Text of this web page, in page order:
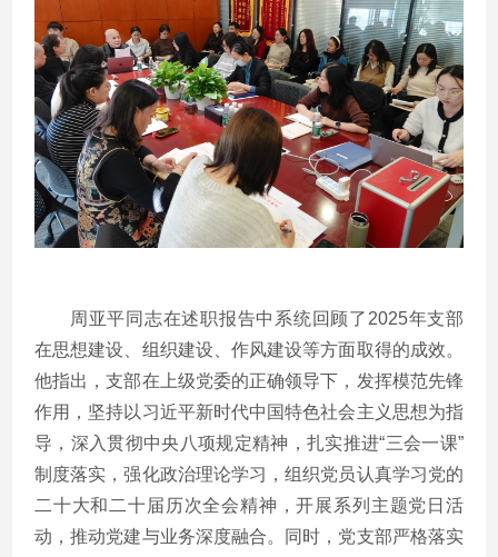
周亚平同志在述职报告中系统回顾了2025年支部
在思想建设、组织建设、作风建设等方面取得的成效。
他指出，支部在上级党委的正确领导下，发挥模范先锋
作用，坚持以习近平新时代中国特色社会主义思想为指
导，深入贯彻中央八项规定精神，扎实推进“三会一课”
制度落实，强化政治理论学习，组织党员认真学习党的
二十大和二十届历次全会精神，开展系列主题党日活
动，推动党建与业务深度融合。同时，党支部严格落实